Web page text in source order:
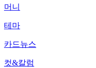
머니
테마
카드뉴스
컷&칼럼